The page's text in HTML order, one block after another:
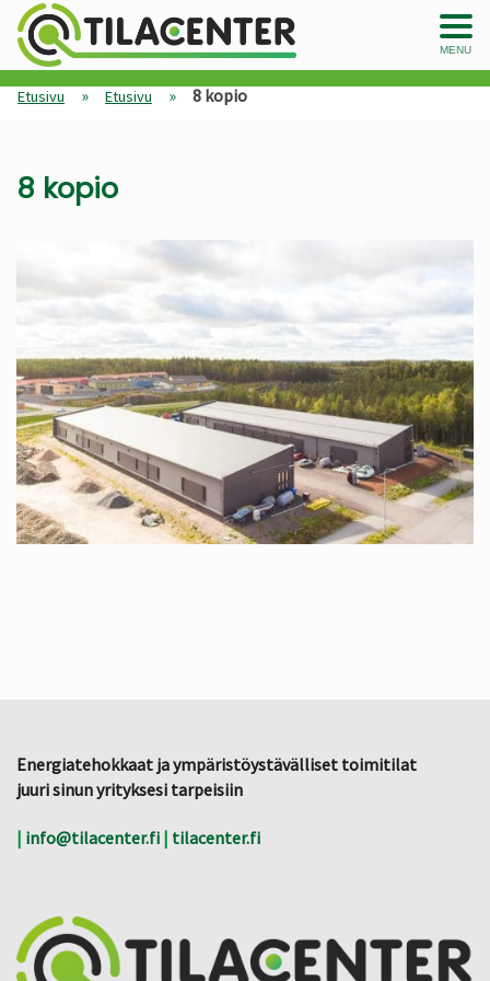
MENU
Etusivu » Etusivu » 8 kopio
8 kopio
Energiatehokkaat ja ympäristöystävälliset toimitilat
juuri sinun yrityksesi tarpeisiin
| info@tilacenter.fi | tilacenter.fi